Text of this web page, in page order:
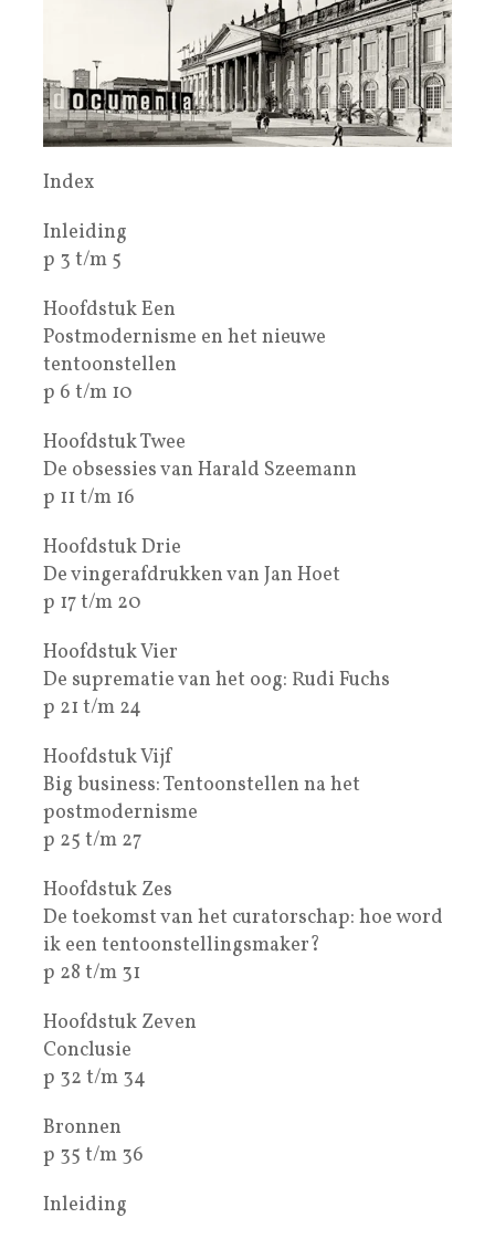
Index
Inleiding
p 3 t/m 5
Hoofdstuk Een
Postmodernisme en het nieuwe
tentoonstellen
p 6 t/m 10
Hoofdstuk Twee
De obsessies van Harald Szeemann
p 11 t/m 16
Hoofdstuk Drie
De vingerafdrukken van Jan Hoet
p 17 t/m 20
Hoofdstuk Vier
De suprematie van het oog: Rudi Fuchs
p 21 t/m 24
Hoofdstuk Vijf
Big business: Tentoonstellen na het
postmodernisme
p 25 t/m 27
Hoofdstuk Zes
De toekomst van het curatorschap: hoe word
ik een tentoonstellingsmaker?
p 28 t/m 31
Hoofdstuk Zeven
Conclusie
p 32 t/m 34
Bronnen
p 35 t/m 36
Inleiding